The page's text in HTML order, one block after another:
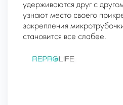
удерживаются друг с
узнают место своего
закрепления
становится все слабее.